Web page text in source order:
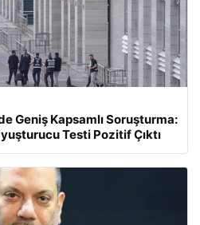
Geniş Kapsamlı Soruşturma:
Testi Pozitif Çıktı